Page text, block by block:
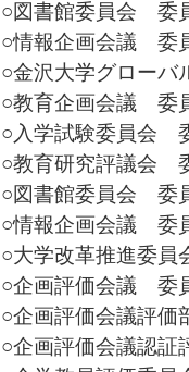
○図書館委員会 委
○情報企画会議 委
○金沢大学グロー
○教育企画会議 委
○入学試験委員会
○教育研究評議会
○図書館委員会 委
○情報企画会議 委
○大学改革推進委
○企画評価会議 委
○企画評価会議評
○企画評価会議認